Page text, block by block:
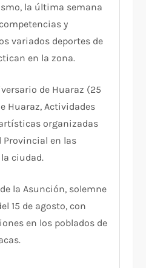
la última semana
y
variados deportes de
en la zona.
de Huaraz (25
Huaraz, Actividades
organizadas
en las
ciudad.
la Asunción, solemne
15 de agosto, con
en los poblados de